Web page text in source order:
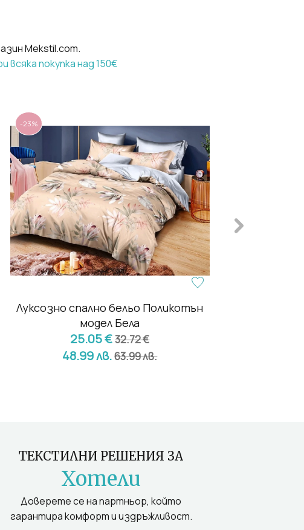
Mekstil.com.
всяка покупка над 150€
Луксозно спално бельо Поликотън
модел Бела
25.05 €32.72 €
48.99 лв.63.99 лв.
-23%
ТЕКСТИЛНИ РЕШЕНИЯ ЗА
Хотели
Доверете се на партньор, който
гарантира комфорт и издръжливост.